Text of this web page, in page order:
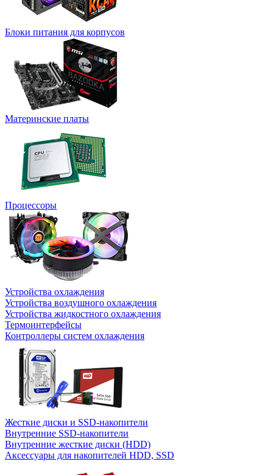
Блоки питания для корпусов
Материнские платы
Процессоры
Устройства охлаждения
Устройства воздушного охлаждения
Устройства жидкостного охлаждения
Термоинтерфейсы
Контроллеры систем охлаждения
Жесткие диски и SSD-накопители
Внутренние SSD-накопители
Внутренние жесткие диски (HDD)
Аксессуары для накопителей HDD, SSD